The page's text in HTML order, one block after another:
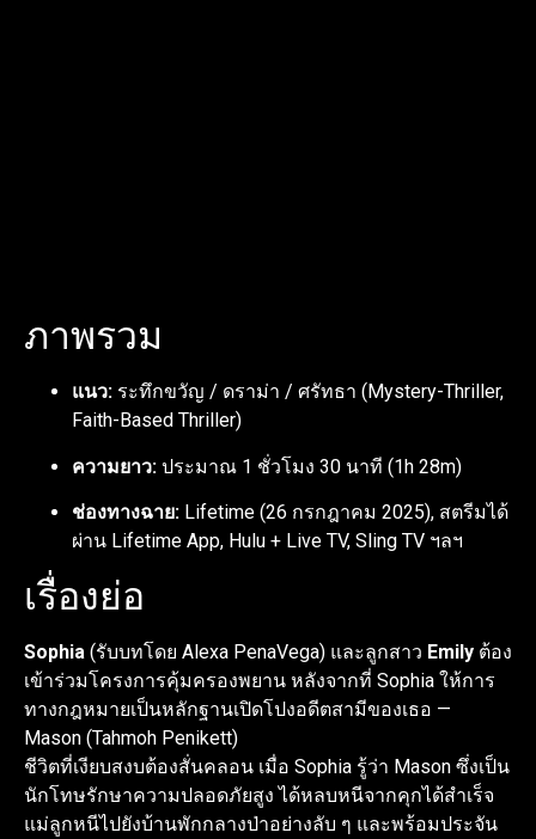
ภาพรวม
แนว: ระทึกขวัญ / ดราม่า / ศรัทธา (Mystery-Thriller,
Faith-Based Thriller)
ความยาว: ประมาณ 1 ชั่วโมง 30 นาที (1h 28m)
ช่องทางฉาย: Lifetime (26 กรกฎาคม 2025), สตรีมได้
ผ่าน Lifetime App, Hulu + Live TV, Sling TV ฯลฯ
เรื่องย่อ
Sophia (รับบทโดย Alexa PenaVega) และลูกสาว Emily ต้อง
เข้าร่วมโครงการคุ้มครองพยาน หลังจากที่ Sophia ให้การ
ทางกฎหมายเป็นหลักฐานเปิดโปงอดีตสามีของเธอ —
Mason (Tahmoh Penikett)
ชีวิตที่เงียบสงบต้องสั่นคลอน เมื่อ Sophia รู้ว่า Mason ซึ่งเป็น
นักโทษรักษาความปลอดภัยสูง ได้หลบหนีจากคุกได้สำเร็จ
แม่ลูกหนีไปยังบ้านพักกลางป่าอย่างลับ ๆ และพร้อมประจัน